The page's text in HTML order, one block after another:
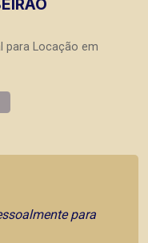
para Locação em
para